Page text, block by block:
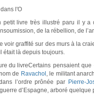
petit livre très illustré paru il y a
de la rébellion, de
voir graffité sur des murs à la
était là depuis toujours.
Certains pensaient que
de Ravachol , le militant
l’ordre prônée par Pierre-
d’Espagne, arboré quelque